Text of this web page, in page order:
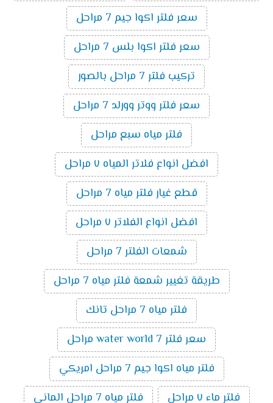
سعر فلتر اكوا جيم 7 مراحل
سعر فلتر اكوا بلس 7 مراحل
تركيب فلتر 7 مراحل بالصور
سعر فلتر ووتر وورلد 7 مراحل
فلتر مياه سبع مراحل
افضل انواع فلاتر المياه ٧ مراحل
قطع غيار فلتر مياه 7 مراحل
افضل انواع الفلاتر ٧ مراحل
شمعات الفلتر 7 مراحل
طريقة تغيير شمعة فلتر مياه 7 مراحل
فلتر مياه 7 مراحل تانك
سعر فلتر water world 7 مراحل
فلتر مياه اكوا جيم 7 مراحل امريكي
فلتر ماء ٧ مراحل
فلتر مياه 7 مراحل الماني